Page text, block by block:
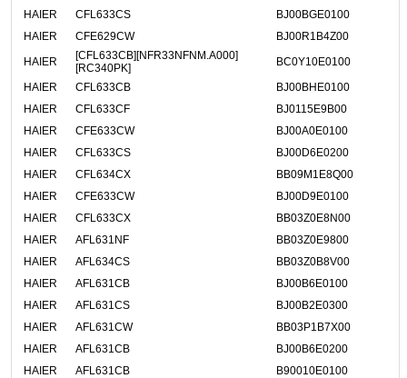
HAIER
CFL633CS
BJ00BGE0100
HAIER
CFE629CW
BJ00R1B4Z00
HAIER
[CFL633CB][NFR33NFNM.A000]
[RC340PK]
BC0Y10E0100
HAIER
CFL633CB
BJ00BHE0100
HAIER
CFL633CF
BJ0115E9B00
HAIER
CFE633CW
BJ00A0E0100
HAIER
CFL633CS
BJ00D6E0200
HAIER
CFL634CX
BB09M1E8Q00
HAIER
CFE633CW
BJ00D9E0100
HAIER
CFL633CX
BB03Z0E8N00
HAIER
AFL631NF
BB03Z0E9800
HAIER
AFL634CS
BB03Z0B8V00
HAIER
AFL631CB
BJ00B6E0100
HAIER
AFL631CS
BJ00B2E0300
HAIER
AFL631CW
BB03P1B7X00
HAIER
AFL631CB
BJ00B6E0200
HAIER
AFL631CB
B90010E0100